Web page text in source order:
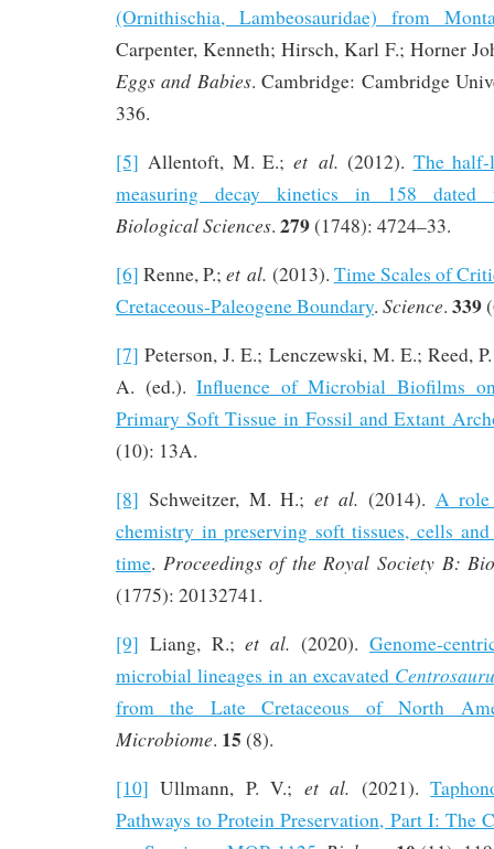
(Ornithischia, Lambeosauridae) from
Carpenter, Kenneth; Hirsch, Karl F.; Horner
Eggs and Babies. Cambridge: Cambridge
336.
[5] Allentoft, M. E.;et al. (2012). The
measuring decay kinetics in 158 dated
Biological Sciences. 279(1748): 4724–33.
[6] Renne, P.;et al. (2013). Time Scales of
Cretaceous-Paleogene Boundary. Science. 339
[7] Peterson, J. E.; Lenczewski, M. E.; Reed,
A. (ed.).Influence of Microbial Biofilms
Primary Soft Tissue in Fossil and Extant
(10): 13A.
[8] Schweitzer, M. H.;et al. (2014). A
chemistry in preserving soft tissues, cells
time. Proceedings of the Royal Society B:
(1775): 20132741.
[9] Liang, R.;et al. (2020). Genome-
microbial lineages in an excavated
from the Late Cretaceous of North
Microbiome. 15 (8).
[10] Ullmann, P. V.; et al. (2021).
Pathways to Protein Preservation, Part I: The